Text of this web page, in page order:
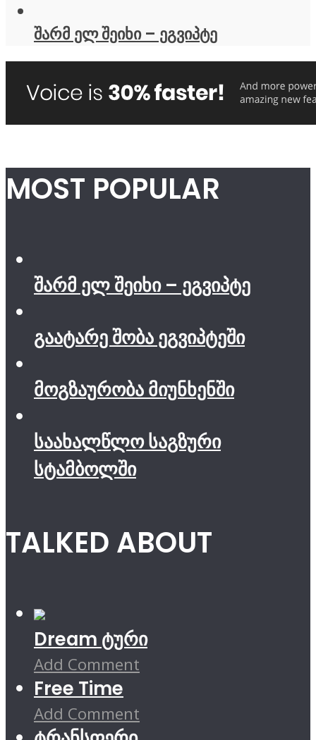
შარმ ელ შეიხი – ეგვიპტე
MOST POPULAR
შარმ ელ შეიხი – ეგვიპტე
გაატარე შობა ეგვიპტეში
მოგზაურობა მიუნხენში
საახალწლო საგზური
სტამბოლში
TALKED ABOUT
Dream ტური
Add Comment
Free Time
Add Comment